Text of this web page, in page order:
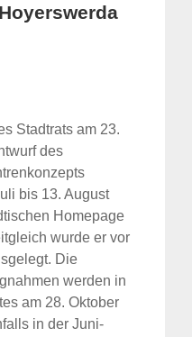
Stadtrats am 23.
des
bis 13. August
Homepage
wurde er vor
Die
werden in
am 28. Oktober
in der Juni-